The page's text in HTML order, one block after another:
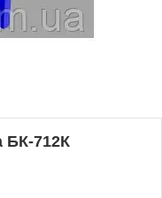
БК-712К